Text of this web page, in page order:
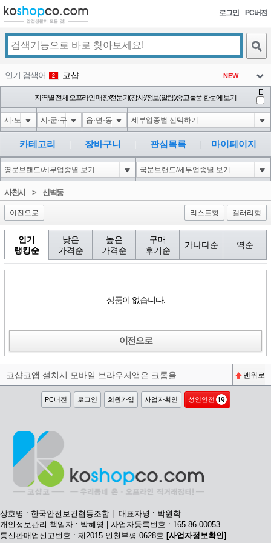
로그인 PC버전
인기 검색어 2 코샵 NEW
3 10'XOR(1*if(now()=sysdate(),sleep(15),0))XOR'Z
아이콘
4 1'||DBMS_PIPE.RECEIVE_MESSAGE(CHR(98)||CHR(98)||CHR(98),15)||'
아이콘
5 1*if(now()=sysdate(),sleep(15),0)
아이콘
2
6 10"XOR(1*if(now()=sysdate(),sleep(15),0))XOR"Z
아이콘
2
1
지역별 전체 오프라인 매장/전문가(강사)/정보(알림)/중고물품 한눈에 보기
E
카테고리 장바구니 관심목록 마이페이지
사천시 > 신벽동
이전으로 리스트형 갤러리형
인기
랭킹순
낮은
가격순
높은
가격순
구매
후기순
가나다순 역순
상품이 없습니다.
이전으로
맨위로
PC버전 로그인 회원가입 사업자확인 성인안전
상호명 : 한국안전보건협동조합 | 대표자명 : 박원학
개인정보관리 책임자 : 박혜영 | 사업자등록번호 : 165-86-00053
통신판매업신고번호 : 제2015-인천부평-0628호 [사업자정보확인]